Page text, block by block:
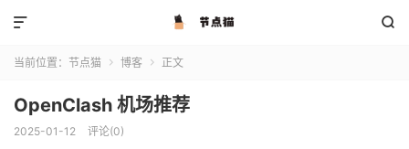


当前位置： 节点猫  博客  正文
OpenClash 机场推荐
2025-01-12 评论(0)